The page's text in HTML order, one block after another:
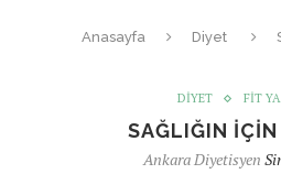
Anasayfa Diyet
DIYET FIT
SAĞLIĞIN IÇIN
Ankara Diyetisyen